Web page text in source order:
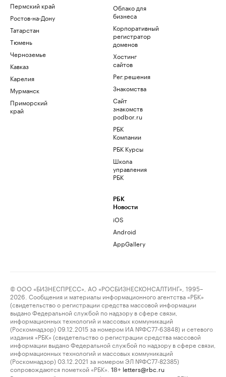
Пермский край
Ростов-на-Дону
Татарстан
Тюмень
Черноземье
Кавказ
Карелия
Мурманск
Приморский
край
Облако для
бизнеса
Корпоративный
регистратор
доменов
Хостинг
сайтов
Рег.решения
Знакомства
Сайт
знакомств
podbor.ru
РБК
Компании
РБК Курсы
Школа
управления
РБК
РБК
Новости
iOS
Android
AppGallery
© ООО «БИЗНЕСПРЕСС», АО «РОСБИЗНЕСКОНСАЛТИНГ», 1995–
2026. Сообщения и материалы информационного агентства «РБК»
(свидетельство о регистрации средства массовой информации
выдано Федеральной службой по надзору в сфере связи,
информационных технологий и массовых коммуникаций
(Роскомнадзор) 09.12.2015 за номером ИА №ФС77-63848) и сетевого
издания «РБК» (свидетельство о регистрации средства массовой
информации выдано Федеральной службой по надзору в сфере связи,
информационных технологий и массовых коммуникаций
(Роскомнадзор) 03.12.2021 за номером ЭЛ №ФС77-82385)
сопровождаются пометкой «РБК».
18+ letters@rbc.ru